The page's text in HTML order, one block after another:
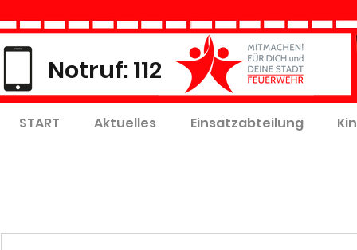
Notruf: 112
START Aktuelles Einsatzabteilung